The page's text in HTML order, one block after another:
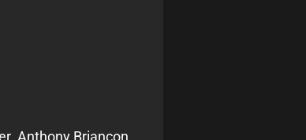
Anthony Briançon